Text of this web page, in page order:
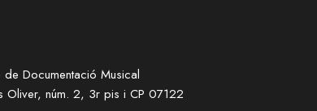
de Documentació Musical
Oliver, núm. 2, 3r pis i CP 07122